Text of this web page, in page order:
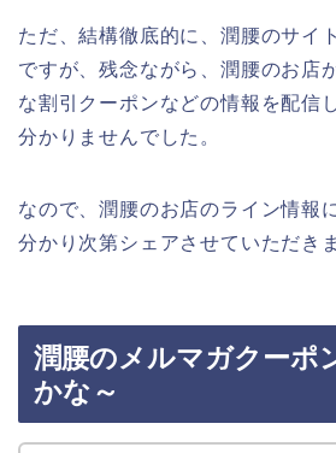
ただ、結構徹底的に、潤腰のサイ
ですが、残念ながら、潤腰のお店
な割引クーポンなどの情報を配信
分かりませんでした。
なので、潤腰のお店のライン情報
分かり次第シェアさせていただき
潤腰のメルマガクーポ
かな～